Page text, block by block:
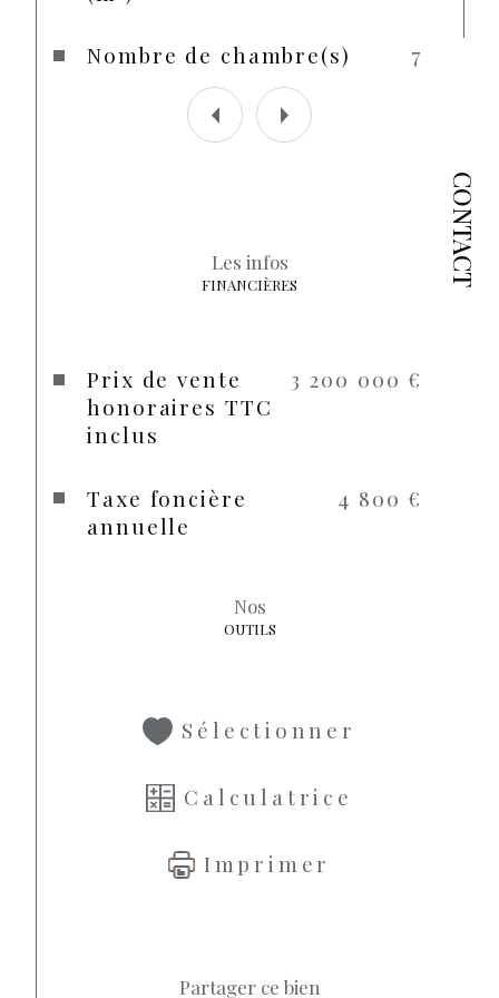
CONTACT
Nombre de chambre(s) 7
Les infos
FINANCIÈRES
Prix de vente
honoraires TTC
inclus
3 200 000 €
Taxe foncière
annuelle
4 800 €
Nos
OUTILS
Sélectionner
Calculatrice
Imprimer
Partager ce bien